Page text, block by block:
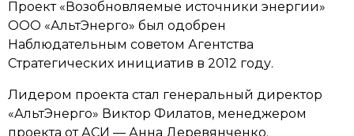
Проект «Возобновляемые источники энергии»
ООО «АльтЭнерго» был одобрен
Наблюдательным советом Агентства
Стратегических инициатив в 2012 году.
Лидером проекта стал генеральный директор
«АльтЭнерго» Виктор Филатов, менеджером
проекта от АСИ — Анна Деревянченко.